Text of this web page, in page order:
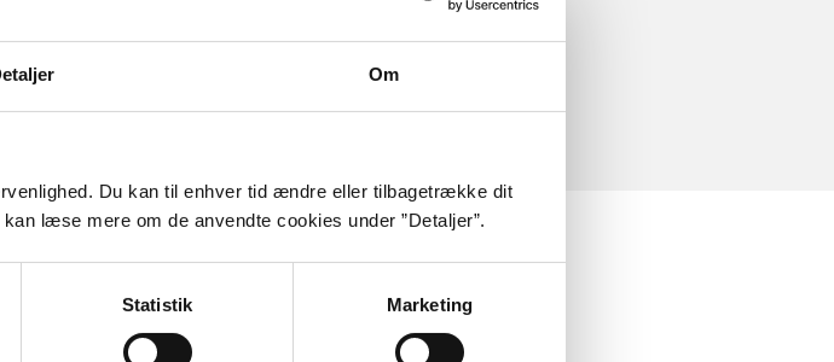
Om
Du kan til enhver tid ændre eller tilbagetrække dit
læse mere om de anvendte cookies under ”Detaljer”.
Statistik Marketing